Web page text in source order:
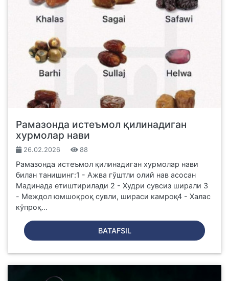
Рамазонда истеъмол қилинадиган
хурмолар нави
26.02.2026 88
Рамазонда истеъмол қилинадиган хурмолар нави
билан танишинг:1 - Ажва гўштли олий нав асосан
Мадинада етиштирилади 2 - Худри сувсиз ширали 3
- Междол юмшоқроқ сувли, шираси камроқ4 - Халас
кўпроқ...
BATAFSIL